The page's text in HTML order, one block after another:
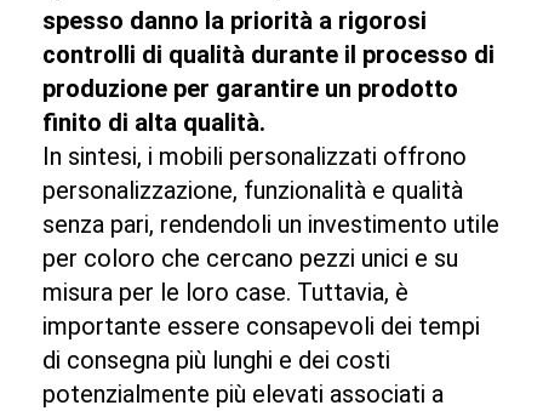
spesso danno la priorità a rigorosi
controlli di qualità durante il processo di
produzione per garantire un prodotto
finito di alta qualità.
In sintesi, i mobili personalizzati offrono
personalizzazione, funzionalità e qualità
senza pari, rendendoli un investimento utile
per coloro che cercano pezzi unici e su
misura per le loro case. Tuttavia, è
importante essere consapevoli dei tempi
di consegna più lunghi e dei costi
potenzialmente più elevati associati a